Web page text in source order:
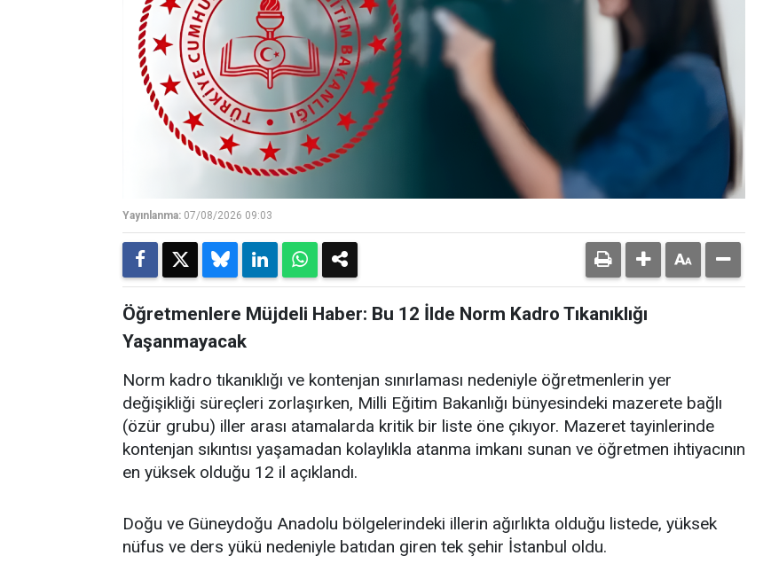
Yayınlanma: 07/08/2026 09:03
Öğretmenlere Müjdeli Haber: Bu 12 İlde Norm Kadro Tıkanıklığı
Yaşanmayacak
Norm kadro tıkanıklığı ve kontenjan sınırlaması nedeniyle öğretmenlerin yer
değişikliği süreçleri zorlaşırken, Milli Eğitim Bakanlığı bünyesindeki mazerete bağlı
(özür grubu) iller arası atamalarda kritik bir liste öne çıkıyor. Mazeret tayinlerinde
kontenjan sıkıntısı yaşamadan kolaylıkla atanma imkanı sunan ve öğretmen ihtiyacının
en yüksek olduğu 12 il açıklandı.
Doğu ve Güneydoğu Anadolu bölgelerindeki illerin ağırlıkta olduğu listede, yüksek
nüfus ve ders yükü nedeniyle batıdan giren tek şehir İstanbul oldu.